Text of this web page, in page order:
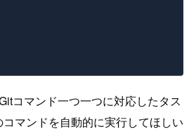
コマンド一つ一つに対応したタス
マンドを自動的に実行してほしい